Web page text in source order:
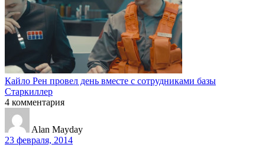
Кайло Рен провел день вместе с сотрудниками базы
Старкиллер
4 комментария
Alan Mayday
23 февраля, 2014